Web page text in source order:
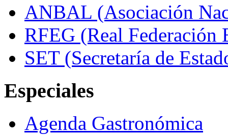
ANBAL (Asociación
RFEG (Real Federación
SET (Secretaría de
Especiales
Agenda Gastronómica